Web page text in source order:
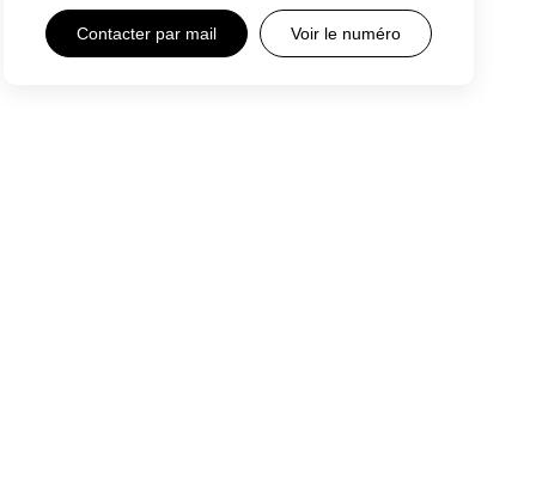
Contacter par mail Voir le numéro